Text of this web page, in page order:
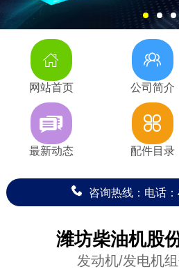
网站首页 公司简介
最新动态 配件目录
咨询热线：电话：
潍坊柴油机股
发动机/发电机